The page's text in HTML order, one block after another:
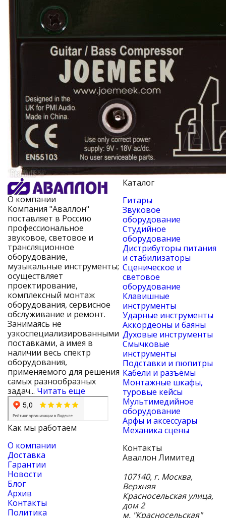
О компании
Компания "Аваллон"
поставляет в Россию
профессиональное
звуковое, световое и
трансляционное
оборудование,
музыкальные инструменты;
осуществляет
проектирование,
комплексный монтаж
оборудования, сервисное
обслуживание и ремонт.
Занимаясь не
узкоспециализированными
поставками, а имея в
наличии весь спектр
оборудования,
применяемого для решения
самых разнообразных
задач... Читать еще
Как мы работаем
О компании
Доставка
Гарантии
Новости
Блог
Архив
Контакты
Политика
Каталог
Гитары
Звуковое
оборудование
Студийное
оборудование
Дистрибуторы питания
и стабилизаторы
Сценическое и
световое
оборудование
Клавишные
инструменты
Ударные инструменты
Аккордеоны и баяны
Духовые инструменты
Смычковые
инструменты
Подставки и пюпитры
Кабели и разъёмы
Монтажные шкафы,
туровые кейсы
Мультимедийное
оборудование
Арфы и аксессуары
Механика сцены
Контакты
Аваллон Лимитед
107140, г. Москва,
Верхняя
Красносельская улица,
дом 2
м. "Красносельская"